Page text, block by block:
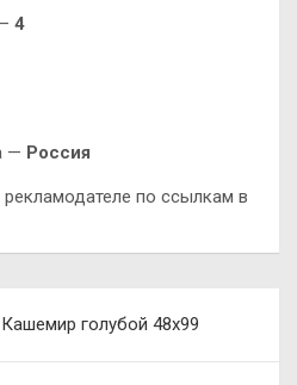
4
— Россия
по ссылкам в
голубой 48х99